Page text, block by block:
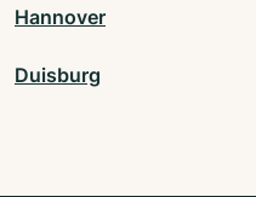
Hannover
Duisburg